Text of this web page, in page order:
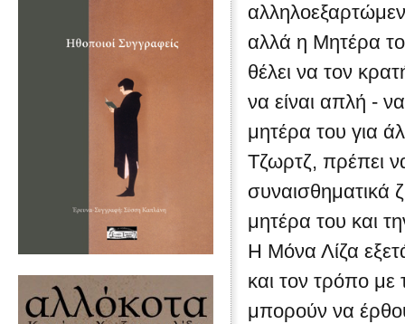
αλλά η Μητέρα
θέλει να τον
να είναι απλή -
μητέρα του για
Τζωρτζ, πρέπει
συναισθηματικά
μητέρα του και
Η Μόνα Λίζα
και τον τρόπο με
μπορούν να